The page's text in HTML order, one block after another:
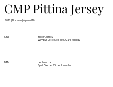
CMP Pittina Jersey
2012 | Buckskin | 6 panel NN
SIRE
Yellow Jersey
Wimpys Little Step x MS Clara Melody
DAM
Leolena Jac
Spat Olena x RS Last Leos Jac